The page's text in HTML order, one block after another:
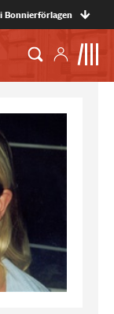
Bonnierförlagen